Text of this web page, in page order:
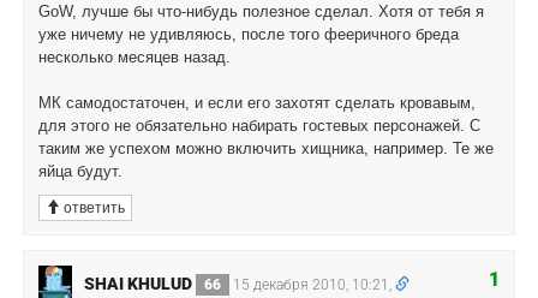
GoW, лучше бы что-нибудь полезное сделал. Хотя от тебя я
уже ничему не удивляюсь, после того фееричного бреда
несколько месяцев назад.
МК самодостаточен, и если его захотят сделать кровавым,
для этого не обязательно набирать гостевых персонажей. С
таким же успехом можно включить хищника, например. Те же
яйца будут.
ответить
1
SHAI KHULUD 66 15 декабря 2010, 10:21,